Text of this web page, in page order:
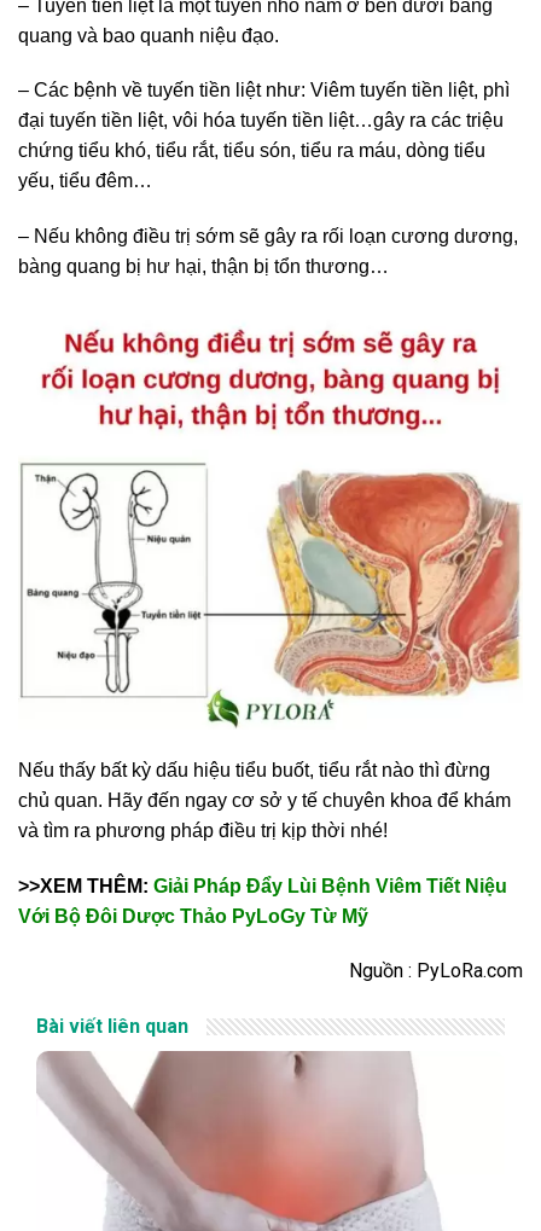
– Tuyến tiền liệt là một tuyến nhỏ nằm ở bên dưới bàng
quang và bao quanh niệu đạo.
– Các bệnh về tuyến tiền liệt như: Viêm tuyến tiền liệt, phì
đại tuyến tiền liệt, vôi hóa tuyến tiền liệt…gây ra các triệu
chứng tiểu khó, tiểu rắt, tiểu són, tiểu ra máu, dòng tiểu
yếu, tiểu đêm…
– Nếu không điều trị sớm sẽ gây ra rối loạn cương dương,
bàng quang bị hư hại, thận bị tổn thương…
Nếu thấy bất kỳ dấu hiệu tiểu buốt, tiểu rắt nào thì đừng
chủ quan. Hãy đến ngay cơ sở y tế chuyên khoa để khám
và tìm ra phương pháp điều trị kịp thời nhé!
>>XEM THÊM: Giải Pháp Đẩy Lùi Bệnh Viêm Tiết Niệu
Với Bộ Đôi Dược Thảo PyLoGy Từ Mỹ
Nguồn : PyLoRa.com
Bài viết liên quan